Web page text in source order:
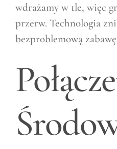
wdrażamy w tle, więc
przerw. Technologia
bezproblemową